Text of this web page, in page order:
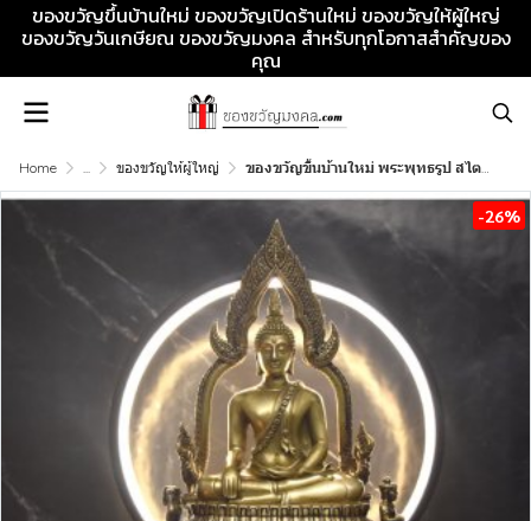
ของขวัญขึ้นบ้านใหม่ ของขวัญเปิดร้านใหม่ ของขวัญให้ผู้ใหญ่
ของขวัญวันเกษียณ ของขวัญมงคล สำหรับทุกโอกาสสำคัญของ
คุณ
Home ... ของขวัญให้ผู้ใหญ่ ของขวัญขึ้นบ้านใหม่ พระพุทธรูป สไตล์โมเดิร์น ทองเหลือง ตามหลักพุทธศิลป์ เป็นของขวัญให้ผู้ใหญ่ ที่มีความหมายลึกซึ้ง
-26%